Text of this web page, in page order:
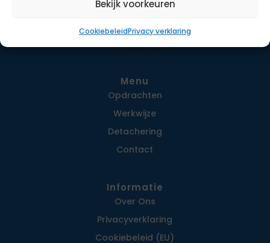
Bekijk voorkeuren
CookiebeleidPrivacy verklaring
Menu
Opdrachten
Werkwijze
Detachering
Contact
Informatie
Over Ons
Privacy­verklaring
Cookiebeleid (EU)